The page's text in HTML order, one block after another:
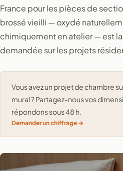
France pour les pièces de
brossé vieilli — oxydé
chimiquement en atelier — est
demandée sur les projets
Vous avez un projet de chambre
mural ? Partagez-nous vos
répondons sous 48 h.
Demander un chiffrage